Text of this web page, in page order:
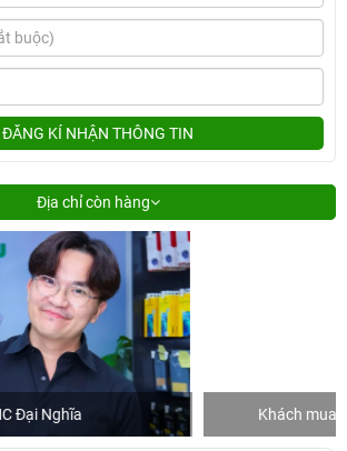
ĐĂNG KÍ NHẬN THÔNG TIN
Địa chỉ còn hàng
Đại Nghĩa Khách mua